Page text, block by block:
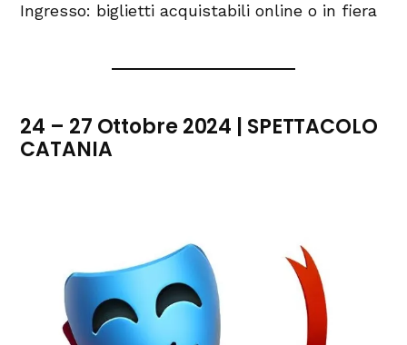
Ingresso: biglietti acquistabili online o in fiera
24 – 27 Ottobre 2024 | SPETTACOLO
CATANIA